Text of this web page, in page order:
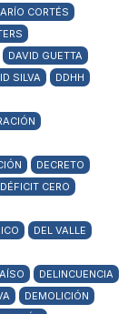
CORTÉS
DAVID GUETTA
SILVA
DDHH
DECRETO
DÉFICIT CERO
DEL VALLE
DELINCUENCIA
DEMOLICIÓN